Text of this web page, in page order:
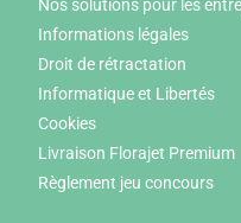
Nos solutions pour les
Informations légales
Droit de rétractation
Informatique et Libertés
Cookies
Livraison Florajet Premium
Règlement jeu concours